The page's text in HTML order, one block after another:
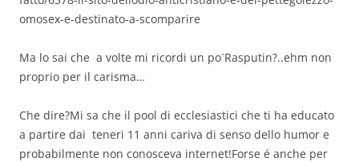
omosex-e-destinato-a-scomparire
Ma lo sai che a volte mi ricordi un po´Rasputin?..ehm non
proprio per il carisma…
Che dire?Mi sa che il pool di ecclesiastici che ti ha educato
a partire dai teneri 11 anni cariva di senso dello humor e
probabilmente non conosceva internet!Forse é anche per